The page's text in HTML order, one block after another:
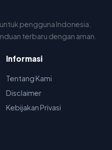
pengguna Indonesia.
terbaru dengan aman.
Informasi
Tentang Kami
Disclaimer
Kebijakan Privasi